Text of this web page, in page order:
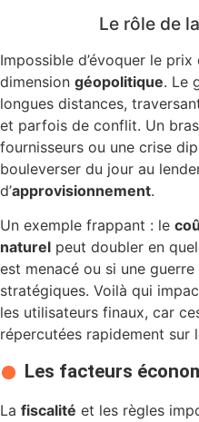
Le rôle de
Impossible d’évoquer le
dimension géopolitique. Le
longues distances,
et parfois de conflit. Un
fournisseurs ou une crise
bouleverser du jour au
d’approvisionnement.
Un exemple frappant : le
naturel peut doubler en
est menacé ou si une
stratégiques. Voilà qui
les utilisateurs finaux, car
répercutées rapidement sur
Les facteurs
La fiscalité et les règles